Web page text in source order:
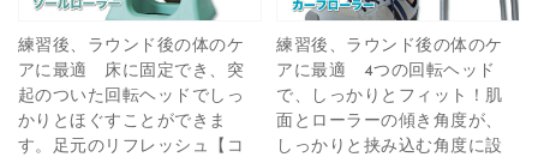
練習後、ラウンド後の体のケ
アに最適 床に固定でき、突
起のついた回転ヘッドでしっ
かりとほぐすことができま
す。足元のリフレッシュ【コ
練習後、ラウンド後の体のケ
アに最適 4つの回転ヘッド
で、しっかりとフィット！肌
面とローラーの傾き角度が、
しっかりと挟み込む角度に設